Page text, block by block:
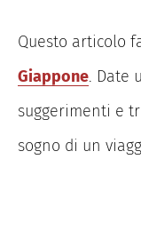
Questo articolo
Giappone. Date
suggerimenti e
sogno di un